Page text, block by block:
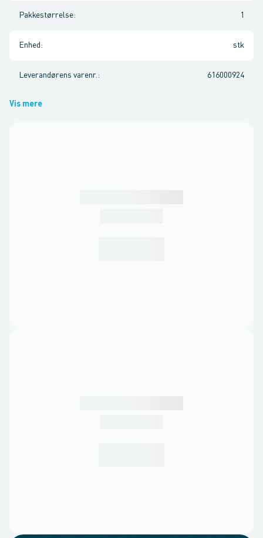
Pakkestørrelse: 1
Enhed : stk
Leverandørens varenr. : 616000924
Vis mere